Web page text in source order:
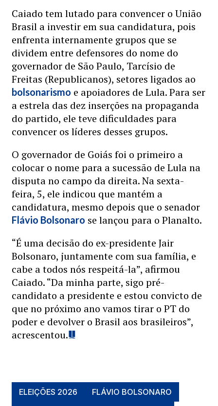
Caiado tem lutado para convencer o União
Brasil a investir em sua candidatura, pois
enfrenta internamente grupos que se
dividem entre defensores do nome do
governador de São Paulo, Tarcísio de
Freitas (Republicanos), setores ligados ao
bolsonarismo e apoiadores de Lula. Para ser
a estrela das dez inserções na propaganda
do partido, ele teve dificuldades para
convencer os líderes desses grupos.
O governador de Goiás foi o primeiro a
colocar o nome para a sucessão de Lula na
disputa no campo da direita. Na sexta-
feira, 5, ele indicou que mantém a
candidatura, mesmo depois que o senador
Flávio Bolsonaro se lançou para o Planalto.
“É uma decisão do ex-presidente Jair
Bolsonaro, juntamente com sua família, e
cabe a todos nós respeitá-la”, afirmou
Caiado. “Da minha parte, sigo pré-
candidato a presidente e estou convicto de
que no próximo ano vamos tirar o PT do
poder e devolver o Brasil aos brasileiros”,
acrescentou.
ELEIÇÕES 2026
FLÁVIO BOLSONARO